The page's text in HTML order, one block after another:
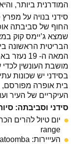
המודרנית ביותר,
החוף של סביבתה
שמצא ג’יימס קוק
הבריטית הראשונה
המאה ה-
מושבת העונשין
בסידני יש שכונות
בית אופרה מפורסם,
העיקריים של העיר
סידני וסביבתה:
range
העייירות: Glenbruck-Springwood-Lawson-Leura-Katoomba